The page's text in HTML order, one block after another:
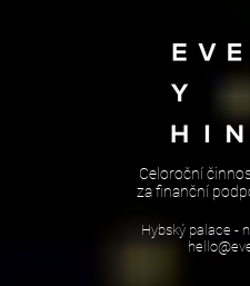
Celoroční
za finanční
Hybský palace -